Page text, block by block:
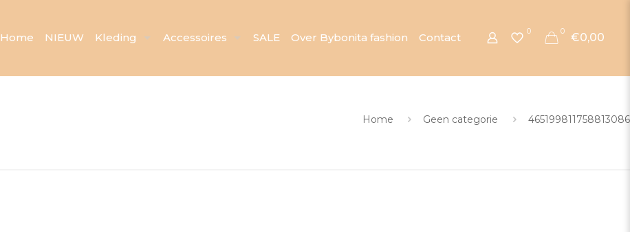
Home NIEUW Kleding Accessoires SALE Over Bybonita fashion Contact 0 0 €0,00
Home Geen categorie 465199811758813086